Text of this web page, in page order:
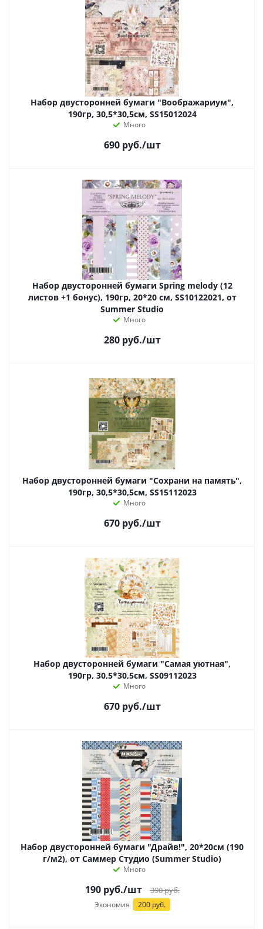
Набор двусторонней бумаги "Воображариум",
190гр, 30,5*30,5см, SS15012024
Много
690руб./шт
Набор двусторонней бумаги Spring melody (12
листов +1 бонус), 190гр, 20*20 см, SS10122021, от
Summer Studio
Много
280руб./шт
Набор двусторонней бумаги "Сохрани на память",
190гр, 30,5*30,5см, SS15112023
Много
670руб./шт
Набор двусторонней бумаги "Самая уютная",
190гр, 30,5*30,5см, SS09112023
Много
670руб./шт
Набор двусторонней бумаги "Драйв!", 20*20см (190
г/м2), от Саммер Студио (Summer Studio)
Много
190руб./шт 390руб.
Экономия 200 руб.